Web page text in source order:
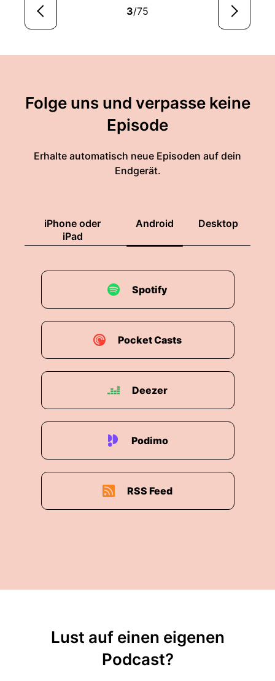
3/75
Folge uns und verpasse keine
Episode
Erhalte automatisch neue Episoden auf dein
Endgerät.
iPhone oder
iPad
Android Desktop
Spotify
Pocket Casts
Deezer
Podimo
RSS Feed
Lust auf einen eigenen
Podcast?